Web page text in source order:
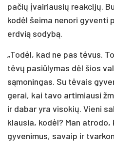
pačių įvairiausių reakcijų.
kodėl šeima nenori gyventi
erdvią sodybą.
„Todėl, kad ne pas tėvus.
tėvų pasiūlymas dėl šios
sąmoningas. Su tėvais
gerai, kai tavo artimiausi
ir dabar yra visokių. Vieni
klausia, kodėl? Man
gyvenimus, savaip ir